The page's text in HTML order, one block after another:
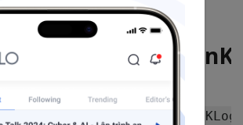
*loginButton =